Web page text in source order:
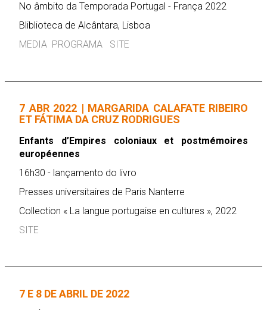
No âmbito da Temporada Portugal - França 2022
Bliblioteca de Alcântara, Lisboa
MEDIA PROGRAMA SITE
7 ABR 2022 | MARGARIDA CALAFATE RIBEIRO
ET FÁTIMA DA CRUZ RODRIGUES
Enfants d’Empires coloniaux et postmémoires
européennes
16h30 - lançamento do livro
Presses universitaires de Paris Nanterre
Collection « La langue portugaise en cultures », 2022
SITE
7 E 8 DE ABRIL DE 2022